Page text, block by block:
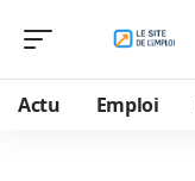
Actu Emploi